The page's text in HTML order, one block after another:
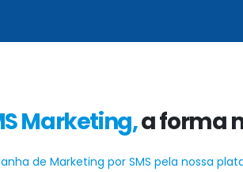
Marketing,a forma
de Marketing por SMS pela nossa